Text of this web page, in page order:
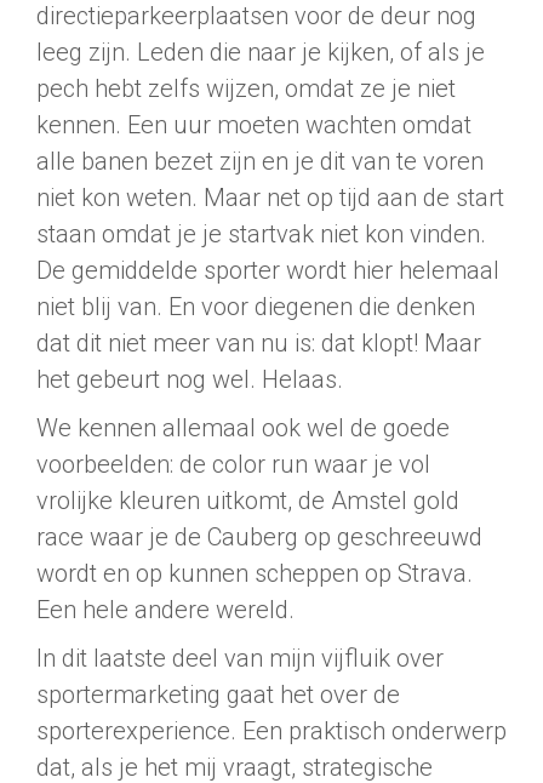
directieparkeerplaatsen voor de deur nog
leeg zijn. Leden die naar je kijken, of als je
pech hebt zelfs wijzen, omdat ze je niet
kennen. Een uur moeten wachten omdat
alle banen bezet zijn en je dit van te voren
niet kon weten. Maar net op tijd aan de start
staan omdat je je startvak niet kon vinden.
De gemiddelde sporter wordt hier helemaal
niet blij van. En voor diegenen die denken
dat dit niet meer van nu is: dat klopt! Maar
het gebeurt nog wel. Helaas.
We kennen allemaal ook wel de goede
voorbeelden: de color run waar je vol
vrolijke kleuren uitkomt, de Amstel gold
race waar je de Cauberg op geschreeuwd
wordt en op kunnen scheppen op Strava.
Een hele andere wereld.
In dit laatste deel van mijn vijfluik over
sportermarketing gaat het over de
sporterexperience. Een praktisch onderwerp
dat, als je het mij vraagt, strategische